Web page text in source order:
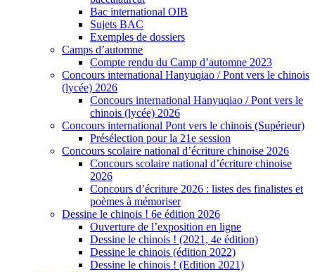
Bac international OIB
Sujets BAC
Exemples de dossiers
Camps d’automne
Compte rendu du Camp d’automne 2023
Concours international Hanyuqiao / Pont vers le chinois
(lycée) 2026
Concours international Hanyuqiao / Pont vers le
chinois (lycée) 2026
Concours international Pont vers le chinois (Supérieur)
Présélection pour la 21e session
Concours scolaire national d’écriture chinoise 2026
Concours scolaire national d’écriture chinoise
2026
Concours d’écriture 2026 : listes des finalistes et
poèmes à mémoriser
Dessine le chinois ! 6e édition 2026
Ouverture de l’exposition en ligne
Dessine le chinois ! (2021, 4e édition)
Dessine le chinois (édition 2022)
Dessine le chinois ! (Edition 2021)